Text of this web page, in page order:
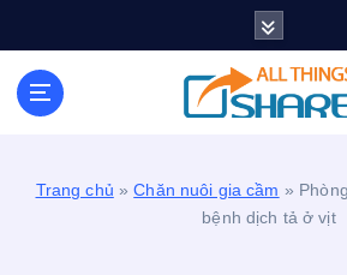
Personal Blog | Knowledge |
Pets | Life
Trang chủ »Chăn nuôi gia cầm »
bệnh dịch tả ở vịt